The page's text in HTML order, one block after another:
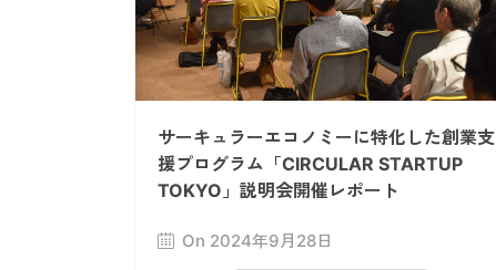
サーキュラーエコノミーに特化した創業支
援プログラム「CIRCULAR STARTUP
TOKYO」説明会開催レポート
On 2024年9月28日